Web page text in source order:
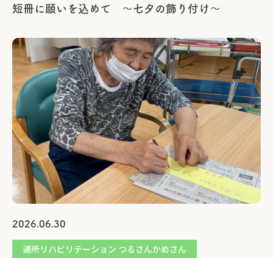
短冊に願いを込めて ～七夕の飾り付け～
2026.06.30
通所リハビリテーション つるさんかめさん